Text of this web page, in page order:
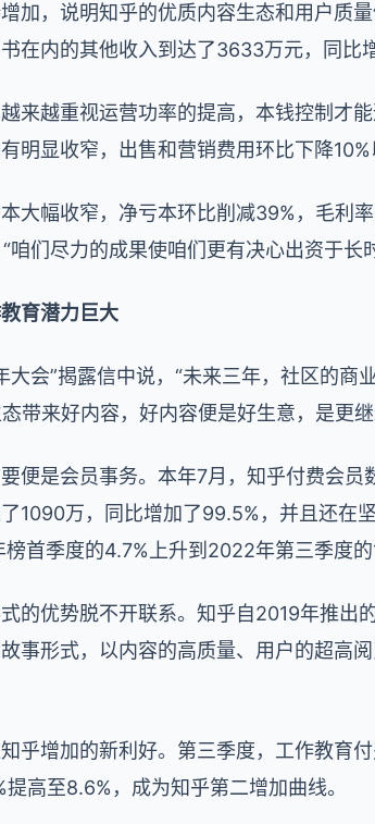
加，说明知乎的优质内容生态和用户质
在内的其他收入到达了3633万元，同比增
来越重视运营功率的提高，本钱控制才
明显收窄，出售和营销费用环比下降10%
大幅收窄，净亏本环比削减39%，毛利
咱们尽力的成果使咱们更有决心出资于长
育潜力巨大
大会”揭露信中说，“未来三年，社区的商
态带来好内容，好内容便是好生意，是更
便是会员事务。本年7月，知乎付费会
1090万，同比增加了99.5%，并且还在
首季度的4.7%上升到2022年第三季度的
的优势脱不开联系。知乎自2019年推出
事形式，以内容的高质量、用户的超高
乎增加的新利好。第三季度，工作教育
高至8.6%，成为知乎第二增加曲线。